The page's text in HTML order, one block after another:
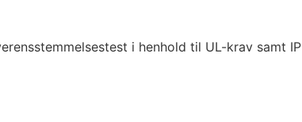
i henhold til UL-krav samt